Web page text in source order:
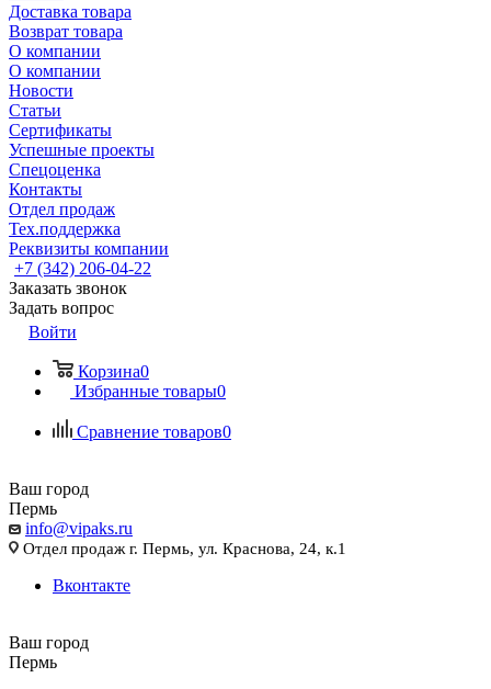
Доставка товара
Возврат товара
О компании
О компании
Новости
Статьи
Сертификаты
Успешные проекты
Спецоценка
Контакты
Отдел продаж
Тех.поддержка
Реквизиты компании
+7 (342) 206-04-22
Заказать звонок
Задать вопрос
Войти
Корзина0
Избранные товары0
Сравнение товаров0
Ваш город
Пермь
info@vipaks.ru
Отдел продаж г. Пермь, ул. Краснова, 24, к.1
Вконтакте
Ваш город
Пермь